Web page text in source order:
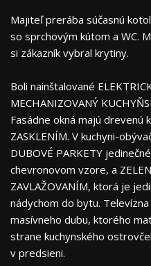
Majiteľ prerába súčasnú
so sprchovým kútom a WC.
si zákazník vybral krytiny.
Boli nainštalované
MECHANIZOVANÝ
Fasádne okná majú drevenú
ZASKLENÍM. V kuchyni-
DUBOVÉ PARKETY
chevronovom vzore, a
ZAVLAŽOVANÍM, ktorá je
nádychom do bytu.
masívneho dubu, ktorého
strane kuchynského
v predsieni.